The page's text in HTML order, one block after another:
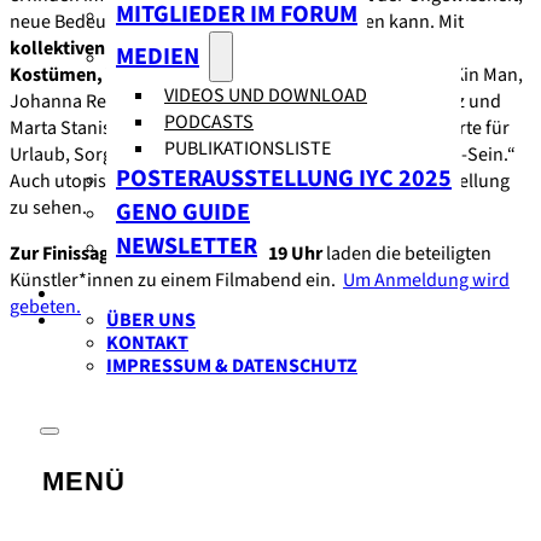
MITGLIEDER IM FORUM
MEDIEN
VIDEOS UND DOWNLOAD
PODCASTS
PUBLIKATIONSLISTE
POSTERAUSSTELLUNG IYC 2025
GENO GUIDE
NEWSLETTER
ÜBER UNS
KONTAKT
IMPRESSUM & DATENSCHUTZ
neue Bedeutungen dessen, was Utopie heißen kann. Mit
kollektiven Collagen und Fotografien, Installationen,
Kostümen, Videos und Zeichnungen
schaffen Cheong Kin Man,
Johanna Reichhart, Katarzyna Sala, Marcos García Pérez und
Marta Stanisława Sala, ihre eigenen Utopien als Nicht-Orte für
Urlaub, Sorglosigkeit oder einfach einen Ort für das „Da-Sein.“
Auch utopische Sprache und Währung sind in der Ausstellung
zu sehen.
Zur Finissage am 27. Januar ab 19 Uhrladen die beteiligten
Künstler*innen zu einem Filmabend ein. Um Anmeldung wird
gebeten.